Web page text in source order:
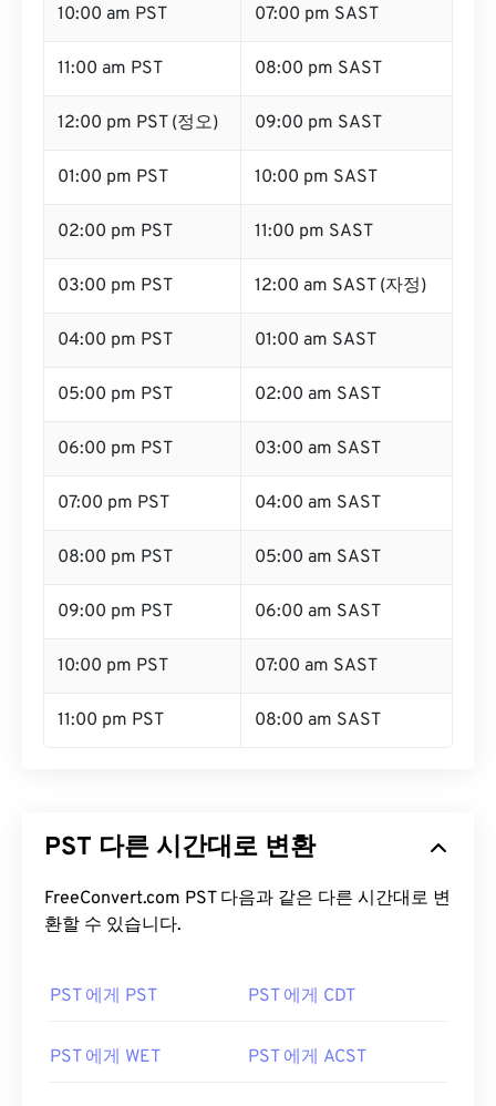
10:00 am PST 07:00 pm SAST
11:00 am PST 08:00 pm SAST
12:00 pm PST (정오) 09:00 pm SAST
01:00 pm PST 10:00 pm SAST
02:00 pm PST 11:00 pm SAST
03:00 pm PST 12:00 am SAST (자정)
04:00 pm PST 01:00 am SAST
05:00 pm PST 02:00 am SAST
06:00 pm PST 03:00 am SAST
07:00 pm PST 04:00 am SAST
08:00 pm PST 05:00 am SAST
09:00 pm PST 06:00 am SAST
10:00 pm PST 07:00 am SAST
11:00 pm PST 08:00 am SAST
PST 다른 시간대로 변환
FreeConvert.com PST 다음과 같은 다른 시간대로 변
환할 수 있습니다.
PST 에게 PST PST 에게 CDT
PST 에게 WET PST 에게 ACST